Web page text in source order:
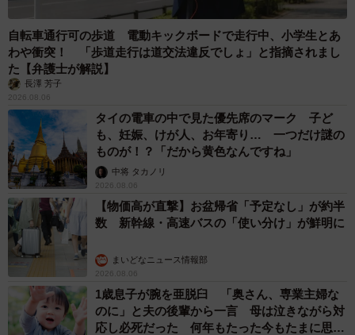
若い人を見ていて、迷っている人もたくさんいますが、迷
って苦労を重ねて得られる経験もあると思います。それ
に、失敗をすると、失敗した人の気持ちもわかりますし、
そうした経験をすると、周囲からのアドバイスをいただく
機会も増えていきます。だから、私は若手のメンバーに対
して、とにかく色々なチャレンジや経験を積むようにとア
ドバイスしています。
【株式会社湖池屋】
自転車通行可の歩道 電動キックボードで走行中、小学生とあ
わや衝突！ 「歩道走行は道交法違反でしょ」と指摘されまし
た【弁護士が解説】
長澤 芳子
2026.08.06
タイの電車の中で見た優先席のマーク 子ど
も、妊娠、けが人、お年寄り… 一つだけ謎の
ものが！？「だから黄色なんですね」
中将 タカノリ
2026.08.06
【物価高が直撃】お盆帰省「予定なし」が約半
数 新幹線・高速バスの「使い分け」が鮮明に
まいどなニュース情報部
2026.08.06
1歳息子が腕を亜脱臼 「奥さん、専業主婦な
のに」と夫の後輩から一言 母は泣きながら対
応し必死だった 何年もたった今もたまに思い